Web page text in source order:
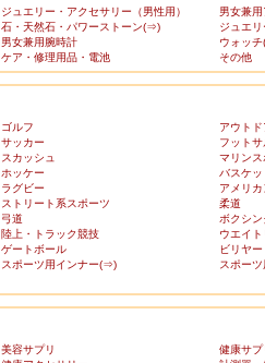
ジュエリー・アクセサリー（男性用） 男女兼
石・天然石・パワーストーン(⇒) ジュエ
男女兼用腕時計 ウォッ
ケア・修理用品・電池 その他
ゴルフ アウトド
サッカー フットサ
スカッシュ マリンス
ホッケー バスケ
ラグビー アメリ
ストリート系スポーツ 柔道
弓道 ボクシン
陸上・トラック競技 ウエイ
ゲートボール ビリヤ
スポーツ用インナー(⇒) スポー
美容サプリ 健康サプ